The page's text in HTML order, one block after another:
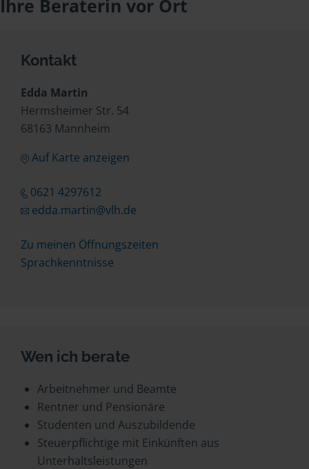
Ihre Beraterin vor Ort
Kontakt
Edda Martin
Hermsheimer Str. 54
68163 Mannheim
Auf Karte anzeigen
0621 4297612
edda.martin@vlh.de
Zu meinen Öffnungszeiten
Sprachkenntnisse
Wen ich berate
Arbeitnehmer und Beamte
Rentner und Pensionäre
Studenten und Auszubildende
Steuerpflichtige mit Einkünften aus
Unterhaltsleistungen